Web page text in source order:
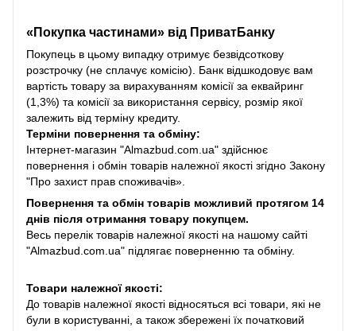
«Покупка частинами» від ПриватБанку
Покупець в цьому випадку отримує безвідсоткову
розстрочку (не сплачує комісію). Банк відшкодовує вам
вартість товару за вирахуванням комісії за еквайринг
(1,3%) та комісії за використання сервісу, розмір якої
залежить від терміну кредиту.
Терміни повернення та обміну:
Інтернет-магазин "Almazbud.com.ua" здійснює
повернення і обмін товарів належної якості згідно Закону
"Про захист прав споживачів».
Повернення та обмін товарів можливий протягом 14
днів після отримання товару покупцем.
Весь перелік товарів належної якості на нашому сайті
"Almazbud.com.ua" підлягає поверненню та обміну.
Товари належної якості:
До товарів належної якості відносяться всі товари, які не
були в користуванні, а також збережені їх початковий